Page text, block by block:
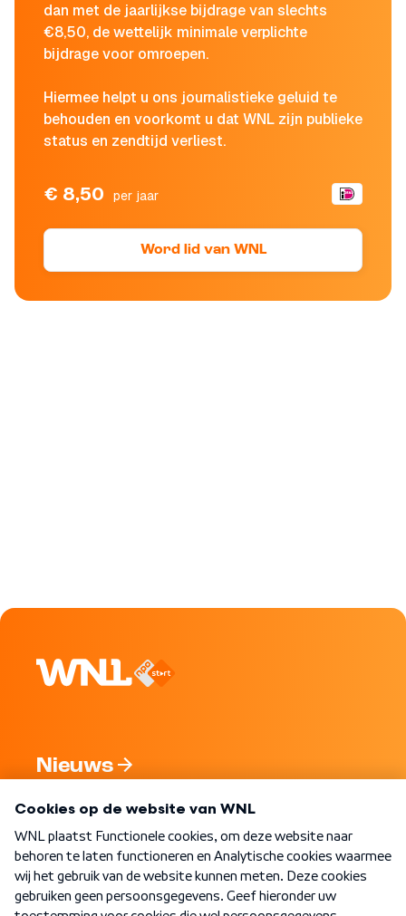
dan met de jaarlijkse bijdrage van slechts
€8,50, de wettelijk minimale verplichte
bijdrage voor omroepen.
Hiermee helpt u ons journalistieke geluid te
behouden en voorkomt u dat WNL zijn publieke
status en zendtijd verliest.
€ 8,50 per jaar
Word lid van WNL
Nieuws
Nieuwsbrief
Word Lid